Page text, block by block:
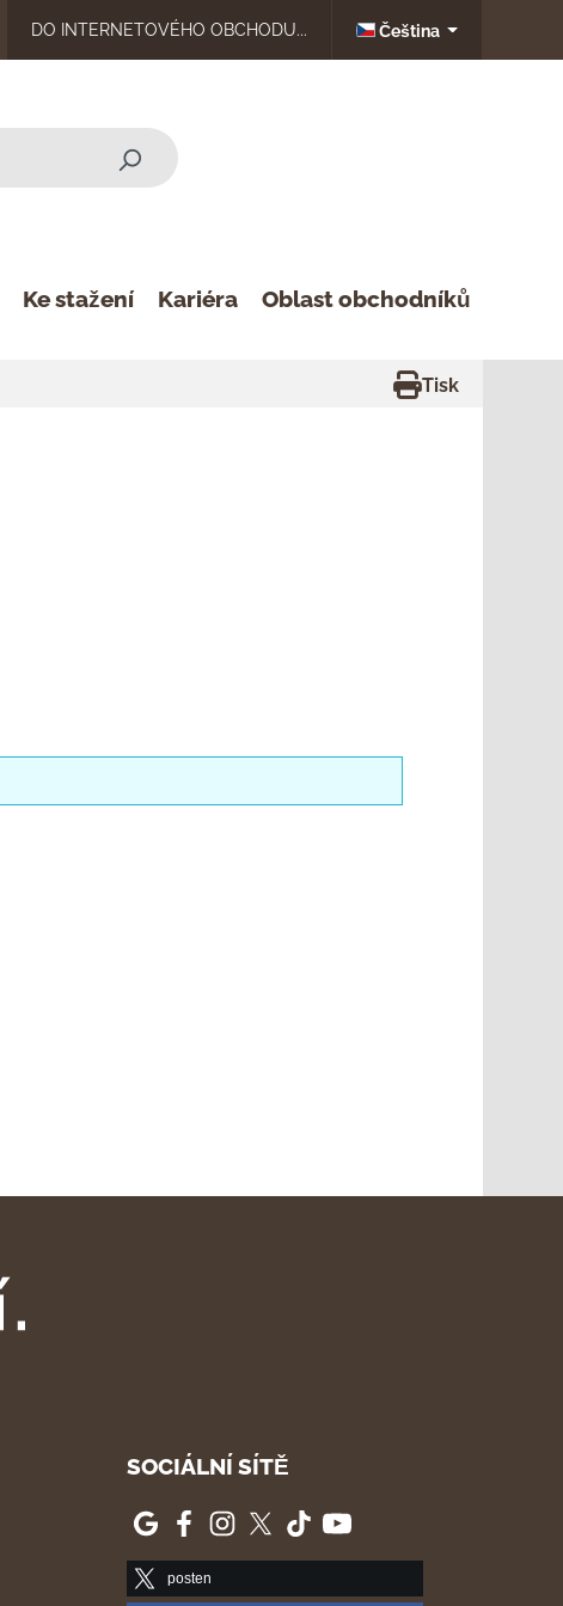
DO INTERNETOVÉHO OBCHODU... Čeština
Ke stažení Kariéra Oblast obchodníků
Tisk
SOCIÁLNÍ SÍTĚ
posten